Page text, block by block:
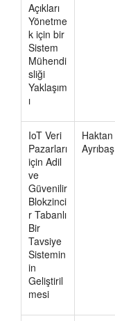
Açıkları
Yönetme
k için bir
Sistem
Mühendi
sliği
Yaklaşım
ı
IoT Veri
Pazarları
için Adil
ve
Güvenilir
Blokzinci
r Tabanlı
Bir
Tavsiye
Sistemin
in
Geliştiril
mesi
Haktan
Ayrıbaş